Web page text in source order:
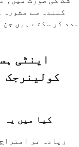
کنندہ سے مشورہ
مدد کر سکتے ہیں جن
اینٹی
کولینرجک
کیا میں یہ
زیادہ تر